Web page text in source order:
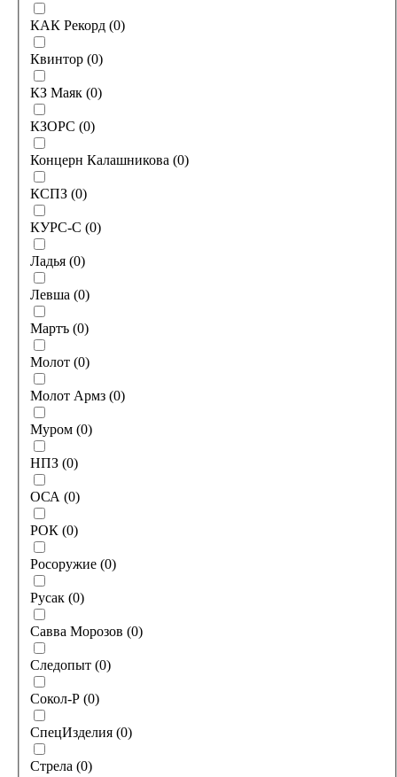
КАК Рекорд (0)
Квинтор (0)
КЗ Маяк (0)
КЗОРС (0)
Концерн Калашникова (0)
КСПЗ (0)
КУРС-С (0)
Ладья (0)
Левша (0)
Мартъ (0)
Молот (0)
Молот Армз (0)
Муром (0)
НПЗ (0)
ОСА (0)
РОК (0)
Росоружие (0)
Русак (0)
Савва Морозов (0)
Следопыт (0)
Сокол-Р (0)
СпецИзделия (0)
Стрела (0)